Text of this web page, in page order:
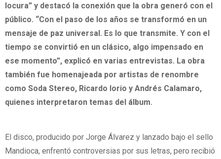
locura” y destacó la conexión que la obra generó con el
público. “Con el paso de los años se transformó en un
mensaje de paz universal. Es lo que transmite. Y con el
tiempo se convirtió en un clásico, algo impensado en
ese momento”, explicó en varias entrevistas. La obra
también fue homenajeada por artistas de renombre
como Soda Stereo, Ricardo Iorio y Andrés Calamaro,
quienes interpretaron temas del álbum.
El disco, producido por Jorge Álvarez y lanzado bajo el sello
Mandioca, enfrentó controversias por sus letras, pero recibió